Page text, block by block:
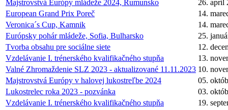
Majstrovstvá Európy mládeže 2024, Rumunsko
26. apríl
European Grand Prix Poreč
14.
Veronica´s Cup, Kamnik
14.
Európsky pohár mládeže, Sofia, Bulharsko
25.
Tvorba obsahu pre sociálne siete
12.
Vzdelávanie I. trénerského kvalifikačného stupňa
13.
Valné Zhromaždenie SLZ 2023 - aktualizované 11.11.2023 10.
Majstrovstvá Európy v halovej lukostreľbe 2024
05.
Lukostrelec roka 2023 - pozvánka
03.
Vzdelávanie I. trénerského kvalifikačného stupňa
19.